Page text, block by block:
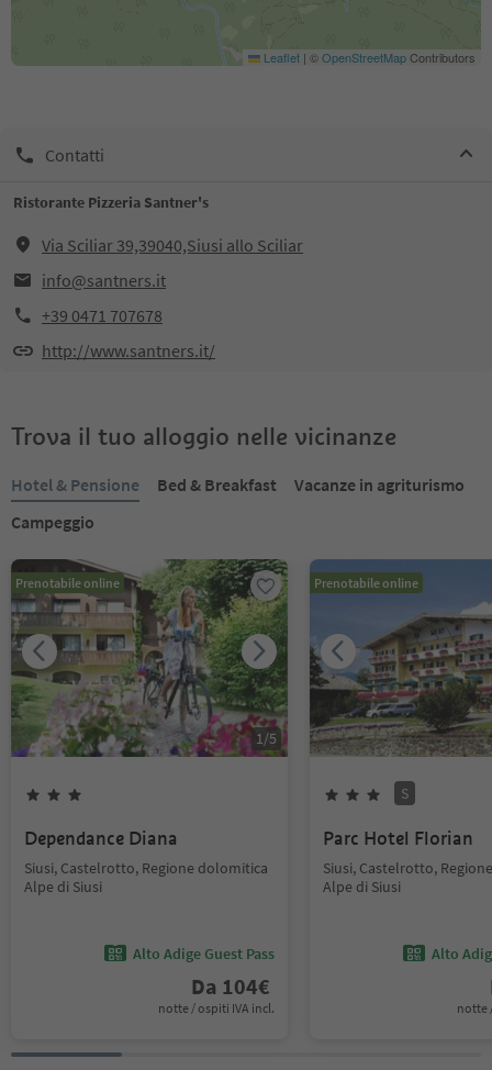
Leaflet | ©OpenStreetMapContributors
Contatti
Ristorante Pizzeria Santner's
Via Sciliar 39,39040,Siusi allo Sciliar
info@santners.it
+39 0471 707678
http://www.santners.it/
Trova il tuo alloggio nelle vicinanze
Hotel & Pensione Bed & Breakfast
Vacanze in agriturismo
Campeggio
Prenotabile online
1/5
Dependance Diana
Siusi, Castelrotto, Regione dolomitica
Alpe di Siusi
Alto Adige Guest Pass
Da 104€
notte / ospiti IVA incl.
Prenotabile online
S
Parc Hotel Florian
Siusi, Castelrotto,
Alpe di Siusi
Alto
notte